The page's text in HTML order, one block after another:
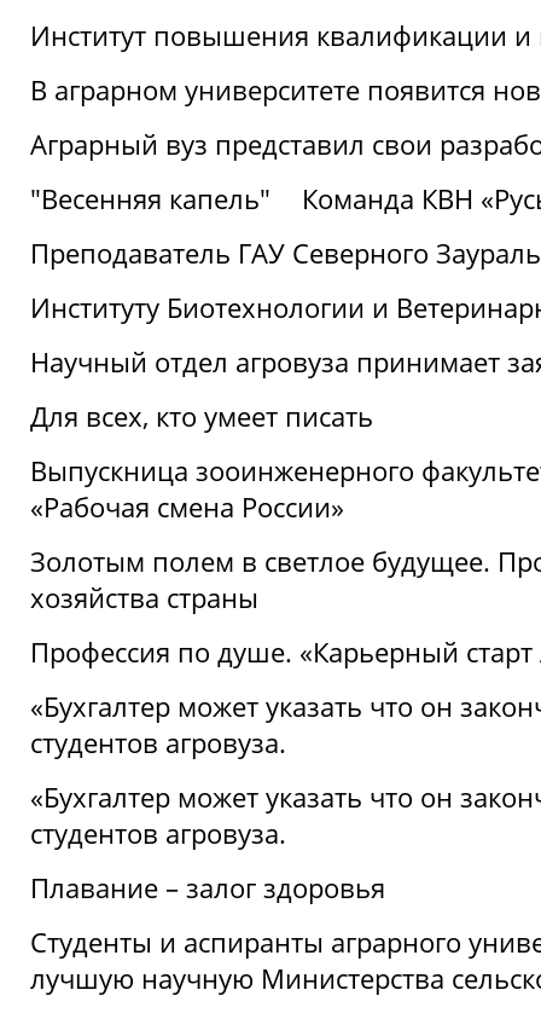
Институт повышения квалификации и
В аграрном университете появится
Аграрный вуз представил свои
"Весенняя капель"
Команда КВН
Преподаватель ГАУ Северного
Институту Биотехнологии и
Научный отдел агровуза принимает
Для всех, кто умеет писать
Выпускница зооинженерного
«Рабочая смена России»
Золотым полем в светлое будущее.
хозяйства страны
Профессия по душе. «Карьерный
«Бухгалтер может указать что он
студентов агровуза.
«Бухгалтер может указать что он
студентов агровуза.
Плавание – залог здоровья
Студенты и аспиранты аграрного
лучшую научную Министерства